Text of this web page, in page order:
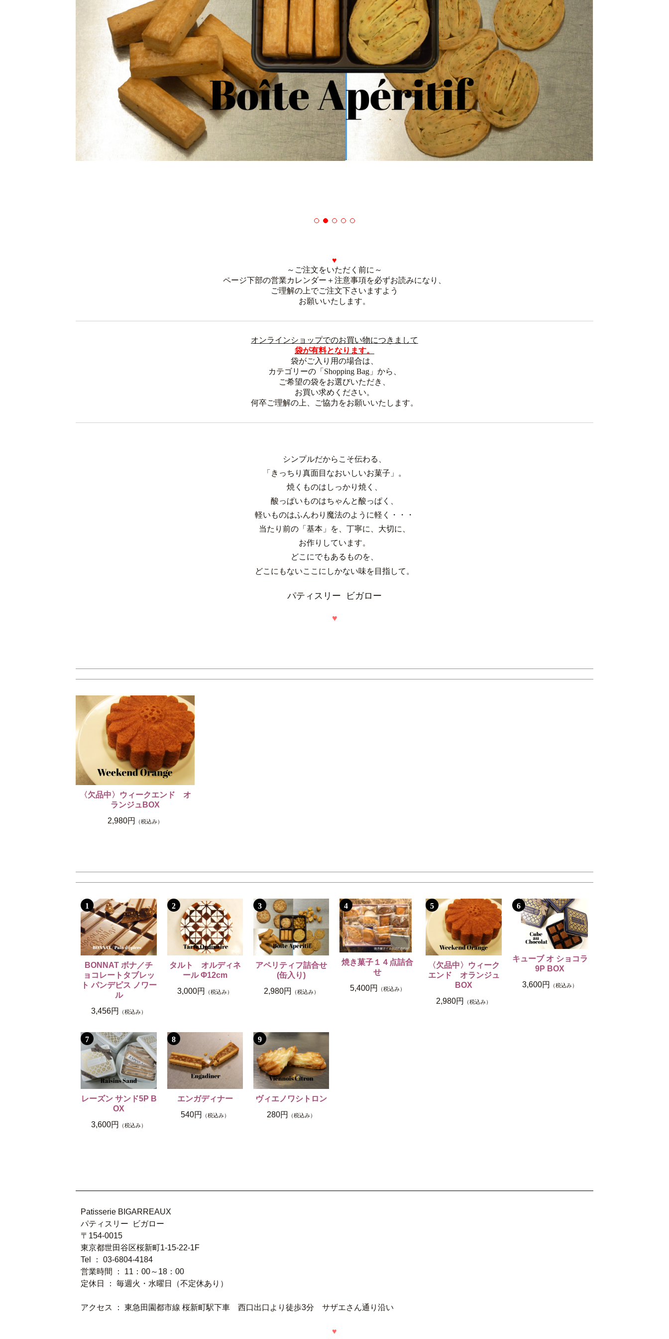
♥
～ご注文をいただく前に～
ページ下部の営業カレンダー＋注意事項を必ずお読みになり、
ご理解の上でご注文下さいますよう
お願いいたします。
オンラインショップでのお買い物につきまして
袋が有料となります。
袋がご入り用の場合は、
カテゴリーの「Shopping Bag」から、
ご希望の袋をお選びいただき、
お買い求めください。
何卒ご理解の上、ご協力をお願いいたします。
シンプルだからこそ伝わる、
「きっちり真面目なおいしいお菓子」。
焼くものはしっかり焼く、
酸っぱいものはちゃんと酸っぱく、
軽いものはふんわり魔法のように軽く・・・
当たり前の「基本」を、丁寧に、大切に、
お作りしています。
どこにでもあるものを、
どこにもないここにしかない味を目指して。
パティスリー ビガロー
♥
〈欠品中〉ウィークエンド オ
ランジュBOX
2,980円
（税込み）
1
BONNAT ボナ／チ
ョコレートタブレッ
ト パンデピス ノワー
ル
3,456円
（税込み）
2
タルト オルディネ
ール Φ12cm
3,000円
（税込み）
3
アペリティフ詰合せ
(缶入り)
2,980円
（税込み）
4
焼き菓子１４点詰合
せ
5,400円
（税込み）
5
〈欠品中〉ウィーク
エンド オランジュ
BOX
2,980円
（税込み）
6
キューブ オ ショコラ
9P BOX
3,600円
（税込み）
7
レーズン サンド5P B
OX
3,600円
（税込み）
8
エンガディナー
540円
（税込み）
9
ヴィエノワシトロン
280円
（税込み）
Patisserie BIGARREAUX
パティスリー ビガロー
〒154-0015
東京都世田谷区桜新町1-15-22-1F
Tel ： 03-6804-4184
営業時間 ： 11 ：00～18：00
定休日 ： 毎週火・水曜日（不定休あり）
アクセス ： 東急田園都市線 桜新町駅下車 西口出口より徒歩3分 サザエさん通り沿い
♥